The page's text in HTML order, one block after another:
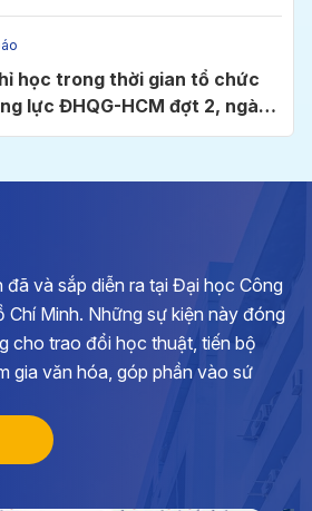
học trong thời gian tổ chức
lực ĐHQG-HCM đợt 2, ngày
thi Trường Đại học Công
- 2027
cuộc thi chính luận về bảo vệ
Đảng lần thứ 6, năm 2026
ĐH Công nghiệp TP.HCM
động đóng góp hình ảnh, tư
tới kỷ niệm 70 năm Ngày
đã và sắp diễn ra tại Đại học Công
Chí Minh. Những sự kiện này đóng
cho trao đổi học thuật, tiến bộ
gia văn hóa, góp phần vào sứ